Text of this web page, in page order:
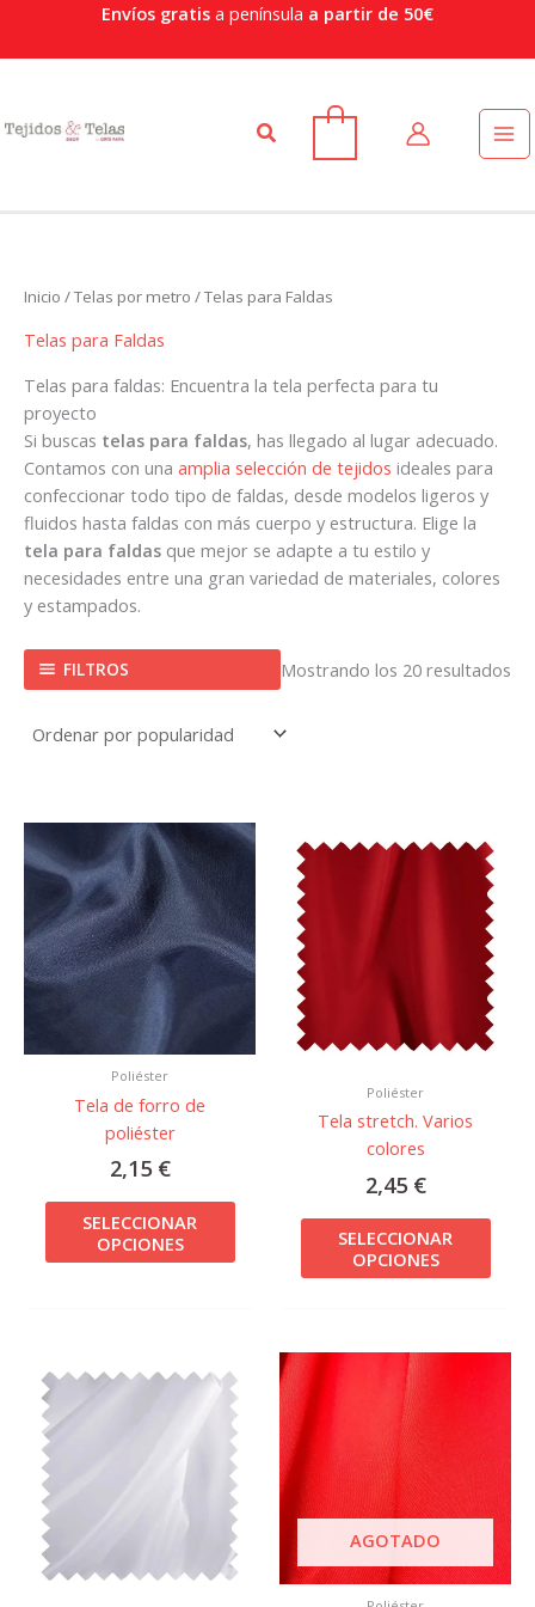
Envíos gratis a península a partir de 50€
Buscar
Inicio /Telas por metro / Telas para Faldas
Telas para Faldas
Telas para faldas: Encuentra la tela perfecta para tu
proyecto
Si buscas telas para faldas, has llegado al lugar adecuado.
Contamos con una amplia selección de tejidos ideales para
confeccionar todo tipo de faldas, desde modelos ligeros y
fluidos hasta faldas con más cuerpo y estructura. Elige la
tela para faldas que mejor se adapte a tu estilo y
necesidades entre una gran variedad de materiales, colores
y estampados.
FILTROS Mostrando los 20 resultados
Poliéster
Tela de forro de
poliéster
2,15 €
SELECCIONAR
OPCIONES
Este
producto
múltiples
variantes.
Las
opciones
pueden
producto
Poliéster
Tela stretch. Varios
colores
2,45 €
SELECCIONAR
OPCIONES
tiene
Las
se
producto
tiene
múltiples
variantes.
Las
opciones
se
pueden
AGOTADO